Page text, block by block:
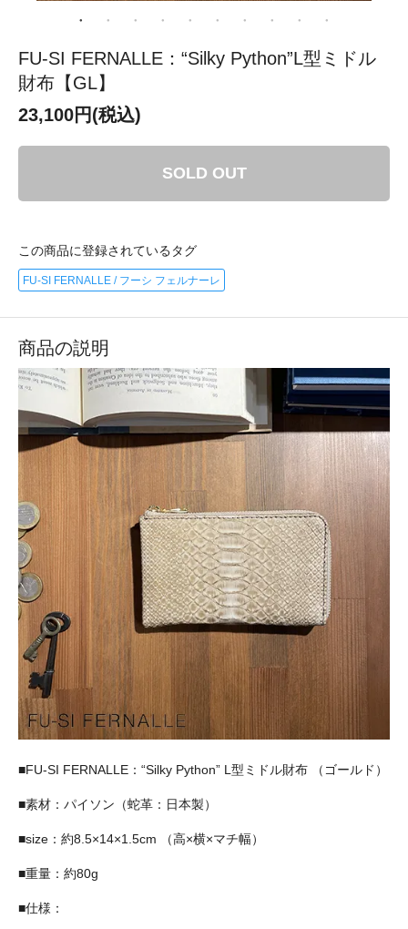
FU-SI FERNALLE：“Silky Python”L型ミドル
財布【GL】
23,100円(税込)
SOLD OUT
この商品に登録されているタグ
FU-SI FERNALLE / フーシ フェルナーレ
商品の説明
■FU-SI FERNALLE：“Silky Python” L型ミドル財布 （ゴールド）
■素材：パイソン（蛇革：日本製）
■size：約8.5×14×1.5cm （高×横×マチ幅）
■重量：約80g
■仕様：